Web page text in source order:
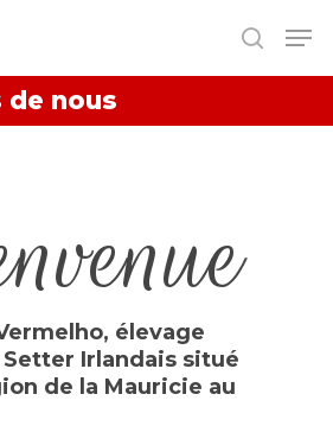
de nous
élevage
Irlandais situé
de la Mauricie au